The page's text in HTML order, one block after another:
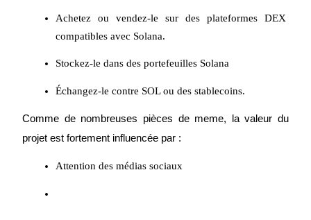
Achetez ou vendez-le sur des plateformes DEX
compatibles avec Solana.
Stockez-le dans des portefeuilles Solana
Échangez-le contre SOL ou des stablecoins.
Comme de nombreuses pièces de meme, la valeur du
projet est fortement influencée par :
Attention des médias sociaux